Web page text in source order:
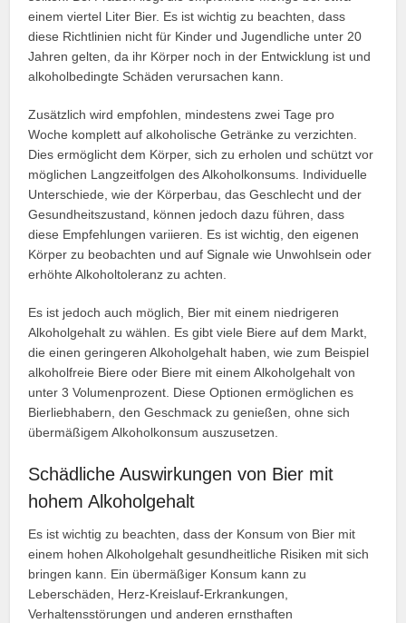
einem viertel Liter Bier. Es ist wichtig zu beachten, dass
diese Richtlinien nicht für Kinder und Jugendliche unter 20
Jahren gelten, da ihr Körper noch in der Entwicklung ist und
alkoholbedingte Schäden verursachen kann.
Zusätzlich wird empfohlen, mindestens zwei Tage pro
Woche komplett auf alkoholische Getränke zu verzichten.
Dies ermöglicht dem Körper, sich zu erholen und schützt vor
möglichen Langzeitfolgen des Alkoholkonsums. Individuelle
Unterschiede, wie der Körperbau, das Geschlecht und der
Gesundheitszustand, können jedoch dazu führen, dass
diese Empfehlungen variieren. Es ist wichtig, den eigenen
Körper zu beobachten und auf Signale wie Unwohlsein oder
erhöhte Alkoholtoleranz zu achten.
Es ist jedoch auch möglich, Bier mit einem niedrigeren
Alkoholgehalt zu wählen. Es gibt viele Biere auf dem Markt,
die einen geringeren Alkoholgehalt haben, wie zum Beispiel
alkoholfreie Biere oder Biere mit einem Alkoholgehalt von
unter 3 Volumenprozent. Diese Optionen ermöglichen es
Bierliebhabern, den Geschmack zu genießen, ohne sich
übermäßigem Alkoholkonsum auszusetzen.
Schädliche Auswirkungen von Bier mit
hohem Alkoholgehalt
Es ist wichtig zu beachten, dass der Konsum von Bier mit
einem hohen Alkoholgehalt gesundheitliche Risiken mit sich
bringen kann. Ein übermäßiger Konsum kann zu
Leberschäden, Herz-Kreislauf-Erkrankungen,
Verhaltensstörungen und anderen ernsthaften